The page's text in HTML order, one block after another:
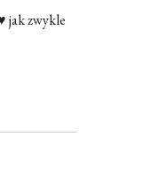
jak zwykle